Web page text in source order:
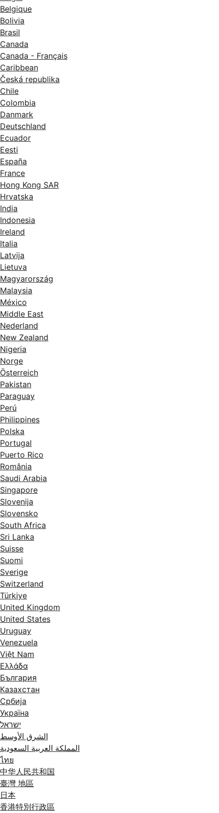
Belgique
Bolivia
Brasil
Canada
Canada - Français
Caribbean
Česká republika
Chile
Colombia
Danmark
Deutschland
Ecuador
Eesti
España
France
Hong Kong SAR
Hrvatska
India
Indonesia
Ireland
Italia
Latvija
Lietuva
Magyarország
Malaysia
México
Middle East
Nederland
New Zealand
Nigeria
Norge
Österreich
Pakistan
Paraguay
Perú
Philippines
Polska
Portugal
Puerto Rico
România
Saudi Arabia
Singapore
Slovenija
Slovensko
South Africa
Sri Lanka
Suisse
Suomi
Sverige
Switzerland
Türkiye
United Kingdom
United States
Uruguay
Venezuela
Việt Nam
Ελλάδα
България
Казахстан
Србија
Україна
ישראל
الشرق الأوسط
المملكة العربية السعودية
ไทย
中华人民共和国
臺灣 地區
日本
香港特別行政區